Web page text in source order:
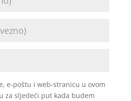
e-poštu i web-stranicu u ovom
za sljedeći put kada budem